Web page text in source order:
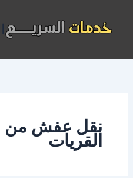
المحتوى
نقل عفش من
القريات